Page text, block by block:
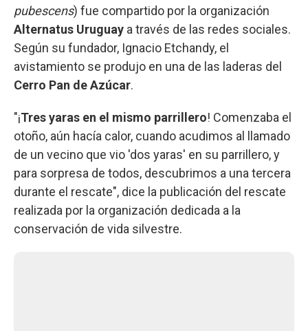
pubescens) fue compartido por la organización
Alternatus Uruguay a través de las redes sociales.
Según su fundador, Ignacio Etchandy, el
avistamiento se produjo en una de las laderas del
Cerro Pan de Azúcar.
"¡Tres yaras en el mismo parrillero! Comenzaba el
otoño, aún hacía calor, cuando acudimos al llamado
de un vecino que vio 'dos yaras' en su parrillero, y
para sorpresa de todos, descubrimos a una tercera
durante el rescate", dice la publicación del rescate
realizada por la organización dedicada a la
conservación de vida silvestre.